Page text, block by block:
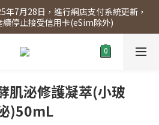
三全單95折!!!（優惠期至2026年12月
滿$300即免運費。
年7月28日，進行網店支付系統更新，
續停止接受信用卡(eSim除外)
三全單95折!!!（優惠期至2026年12月
滿$300即免運費。
肌泌修護凝萃(小玻
)50mL